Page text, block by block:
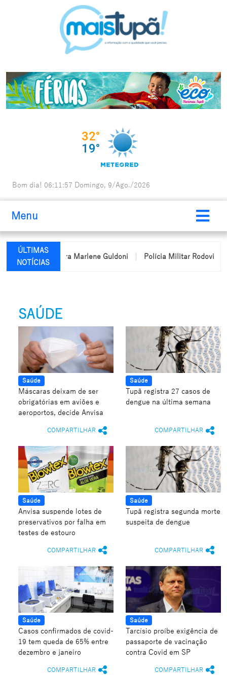
Bom dia! 06:11:59 Domingo, 9/Ago./2026
Menu
ÚLTIMAS
NOTÍCIAS
Marlene Guldoni Polícia Militar Rodoviária passa a
SAÚDE
Saúde
Máscaras deixam de ser
obrigatórias em aviões e
aeroportos, decide Anvisa
COMPARTILHAR
Saúde
Tupã registra 27 casos de
dengue na última semana
COMPARTILHAR
Saúde
Anvisa suspende lotes de
preservativos por falha em
testes de estouro
COMPARTILHAR
Saúde
Tupã registra segunda morte
suspeita de dengue
COMPARTILHAR
Saúde
Casos confirmados de covid-
19 tem queda de 65% entre
dezembro e janeiro
COMPARTILHAR
Saúde
Tarcísio proíbe exigência de
passaporte de vacinação
contra Covid em SP
COMPARTILHAR